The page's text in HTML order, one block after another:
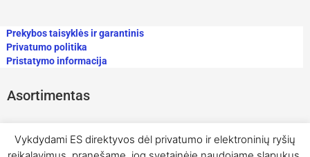
Prekybos taisyklės ir garantinis
Privatumo politika
Pristatymo informacija
Asortimentas
Vykdydami ES direktyvos dėl privatumo ir elektroninių ryšių